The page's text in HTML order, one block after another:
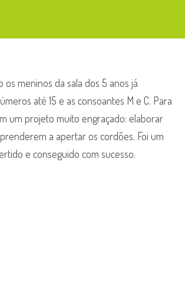
dos
os meninos da sala dos 5 anos já
até 15 e as consoantes M e C. Para
um projeto muito engraçado: elaborar
a apertar os cordões. Foi um
e conseguido com sucesso.